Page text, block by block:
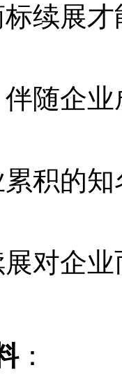
续展
随企
积的
对企
：